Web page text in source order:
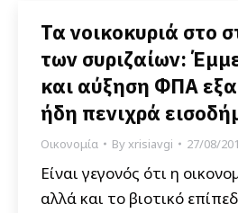
Τα νοικοκυριά στο
των συριζαίων:
και αύξηση ΦΠΑ
ήδη πενιχρά
Οικονομία Byxrisiavgi 27/08/
Είναι γεγονός ότι η
αλλά και το βιοτικό